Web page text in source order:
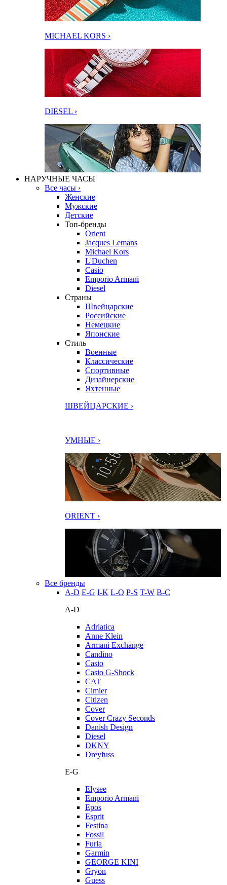
MICHAEL KORS ›
DIESEL ›
НАРУЧНЫЕ ЧАСЫ
Все часы ›
Женские
Мужские
Детские
Топ-бренды
Orient
Jacques Lemans
Michael Kors
L'Duchen
Casio
Emporio Armani
Diesel
Страны
Швейцарские
Российские
Немецкие
Японские
Стиль
Военные
Классические
Спортивные
Дизайнерские
Яхтенные
ШВЕЙЦАРСКИЕ ›
УМНЫЕ ›
ORIENT ›
Все бренды
A-D E-G I-K L-O P-S T-W В-С
A-D
Adriatica
Anne Klein
Armani Exchange
Candino
Casio
Casio G-Shock
CAT
Cimier
Citizen
Cover
Cover Crazy Seconds
Danish Design
Diesel
DKNY
Dreyfuss
E-G
Elysee
Emporio Armani
Epos
Esprit
Festina
Fossil
Furla
Garmin
GEORGE KINI
Gryon
Guess